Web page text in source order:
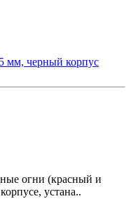
мм, черный корпус
огни (красный и
устана..